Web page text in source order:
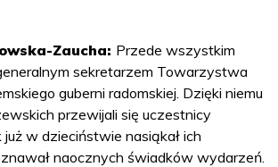
Zaucha: Przede wszystkim
sekretarzem Towarzystwa
guberni radomskiej. Dzięki niemu
przewijali się uczestnicy
w dzieciństwie nasiąkał ich
naocznych świadków wydarzeń.